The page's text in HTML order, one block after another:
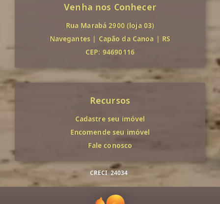
Venha nos Conhecer
Rua Marabá 2900 (loja 03)
Navegantes | Capão da Canoa | RS
CEP: 94690116
Recursos
Cadastre seu imóvel
Encomende seu imóvel
Fale conosco
CRECI 24034